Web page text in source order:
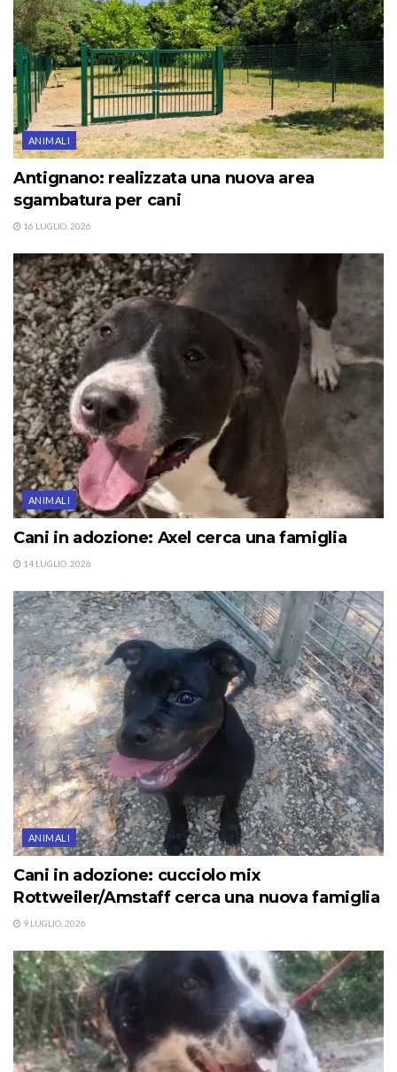
ANIMALI
Antignano: realizzata una nuova area
sgambatura per cani
16 LUGLIO, 2026
ANIMALI
Cani in adozione: Axel cerca una famiglia
14 LUGLIO, 2026
ANIMALI
Cani in adozione: cucciolo mix
Rottweiler/Amstaff cerca una nuova famiglia
9 LUGLIO, 2026